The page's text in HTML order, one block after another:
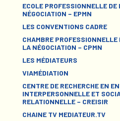
ECOLE PROFESSIONNELLE
NÉGOCIATION – EPMN
LES CONVENTIONS CADRE
CHAMBRE
LA NÉGOCIATION – CPMN
LES MÉDIATEURS
VIAMÉDIATION
CENTRE DE RECHERCHE EN
INTERPERSONNELLE ET
RELATIONNELLE – CREISIR
CHAINE TV MEDIATEUR.TV